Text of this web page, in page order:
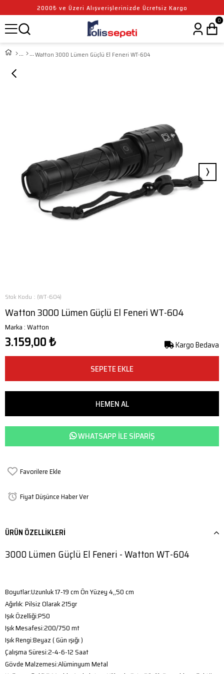
2000₺ ve Üzeri Alışverişlerinizde Ücretsiz Kargo
0
Watton 3000 Lümen Güçlü El Feneri WT-604
›
Stok Kodu (WT-604)
Watton 3000 Lümen Güçlü El Feneri WT-604
Marka:Watton
3.159,00 ₺ Kargo Bedava
WHATSAPP ILE SIPARIŞ
Favorilere Ekle
Fiyat Düşünce Haber Ver
ÜRÜN ÖZELLIKLERI
3000 Lümen Güçlü El Feneri - Watton WT-604
Boyutlar:Uzunluk 17-19 cm Ön Yüzey 4,,50 cm
Ağırlık: Pilsiz Olarak 215gr
Işık Özelliği:P50
Işık Mesafesi:200/750 mt
Işık Rengi:Beyaz ( Gün ışığı )
Çalışma Süresi:2-4-6-12 Saat
Gövde Malzemesi:Alüminyum Metal